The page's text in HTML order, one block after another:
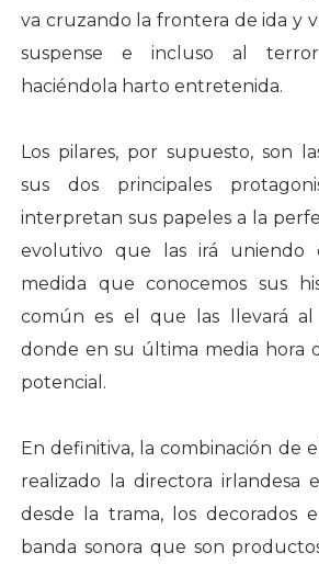
va cruzando la frontera de ida y
suspense e incluso al
haciéndola harto entretenida.
Los pilares, por supuesto, son
sus dos principales
interpretan sus papeles a la
evolutivo que las irá uniendo
medida que conocemos sus
común es el que las llevará
donde en su última media hora
potencial.
En definitiva, la combinación de
realizado la directora irlandesa
desde la trama, los decorados
banda sonora que son